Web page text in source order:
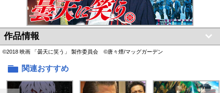
作品情報
©2018 映画 「曇天に笑う」 製作委員会 ©唐々煙/マッグガーデン
関連おすすめ